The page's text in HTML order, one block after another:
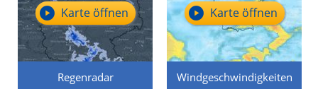
Regenradar
Karte öffnen
Windgeschwindigkeiten
Karte öffnen